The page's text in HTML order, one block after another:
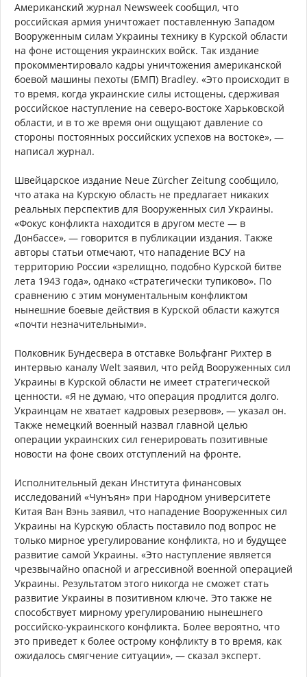
Американский журнал Newsweek сообщил, что
российская армия уничтожает поставленную Западом
Вооруженным силам Украины технику в Курской области
на фоне истощения украинских войск. Так издание
прокомментировало кадры уничтожения американской
боевой машины пехоты (БМП) Bradley. «Это происходит в
то время, когда украинские силы истощены, сдерживая
российское наступление на северо-востоке Харьковской
области, и в то же время они ощущают давление со
стороны постоянных российских успехов на востоке», —
написал журнал.
Швейцарское издание Neue Zürcher Zeitung сообщило,
что атака на Курскую область не предлагает никаких
реальных перспектив для Вооруженных сил Украины.
«Фокус конфликта находится в другом месте — в
Донбассе», — говорится в публикации издания. Также
авторы статьи отмечают, что нападение ВСУ на
территорию России «зрелищно, подобно Курской битве
лета 1943 года», однако «стратегически тупиково». По
сравнению с этим монументальным конфликтом
нынешние боевые действия в Курской области кажутся
«почти незначительными».
Полковник Бундесвера в отставке Вольфганг Рихтер в
интервью каналу Welt заявил, что рейд Вооруженных сил
Украины в Курской области не имеет стратегической
ценности. «Я не думаю, что операция продлится долго.
Украинцам не хватает кадровых резервов», — указал он.
Также немецкий военный назвал главной целью
операции украинских сил генерировать позитивные
новости на фоне своих отступлений на фронте.
Исполнительный декан Института финансовых
исследований «Чунъян» при Народном университете
Китая Ван Вэнь заявил, что нападение Вооруженных сил
Украины на Курскую область поставило под вопрос не
только мирное урегулирование конфликта, но и будущее
развитие самой Украины. «Это наступление является
чрезвычайно опасной и агрессивной военной операцией
Украины. Результатом этого никогда не сможет стать
развитие Украины в позитивном ключе. Это также не
способствует мирному урегулированию нынешнего
российско-украинского конфликта. Более вероятно, что
это приведет к более острому конфликту в то время, как
ожидалось смягчение ситуации», — сказал эксперт.